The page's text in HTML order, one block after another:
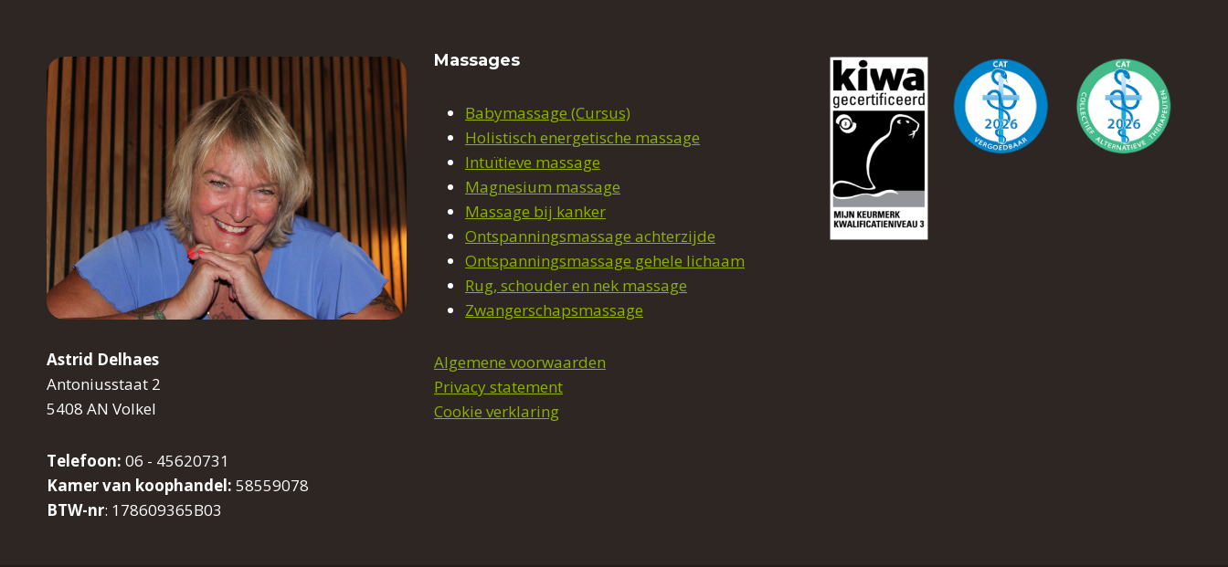
Astrid Delhaes
Antoniusstaat 2
5408 AN Volkel
Telefoon: 06 - 45620731
Kamer van koophandel: 58559078
BTW-nr: 178609365B03
Massages
Babymassage (Cursus)
Holistisch energetische massage
Intuïtieve massage
Magnesium massage
Massage bij kanker
Ontspanningsmassage achterzijde
Ontspanningsmassage gehele lichaam
Rug, schouder en nek massage
Zwangerschapsmassage
Algemene voorwaarden
Privacy statement
Cookie verklaring